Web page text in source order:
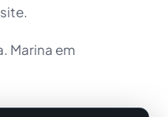
Marina em